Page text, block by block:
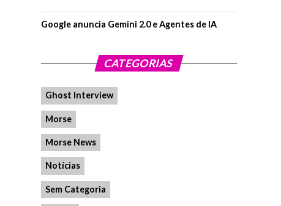
Google anuncia Gemini 2.0 e Agentes de IA
CATEGORIAS
Ghost Interview
Morse
Morse News
Notícias
Sem Categoria